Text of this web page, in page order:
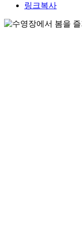
링크복사